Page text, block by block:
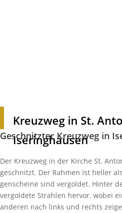
Kreuzweg in St.
Iseringhausen
Geschnitzter Kreuzweg in
Der Kreuzweg in der Kirche St.
geschnitzt. Der Rahmen ist heller
gen­scheine sind vergoldet. Hinter
vergol­dete Strahlen hervor, wobei
anderen nach links und rechts